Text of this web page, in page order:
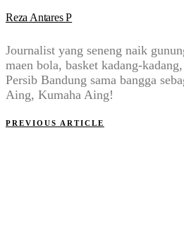
Reza Antares P
Journalist yang seneng naik
maen bola, basket kadang-
Persib Bandung sama bangga
Aing, Kumaha Aing!
PREVIOUS ARTICLE